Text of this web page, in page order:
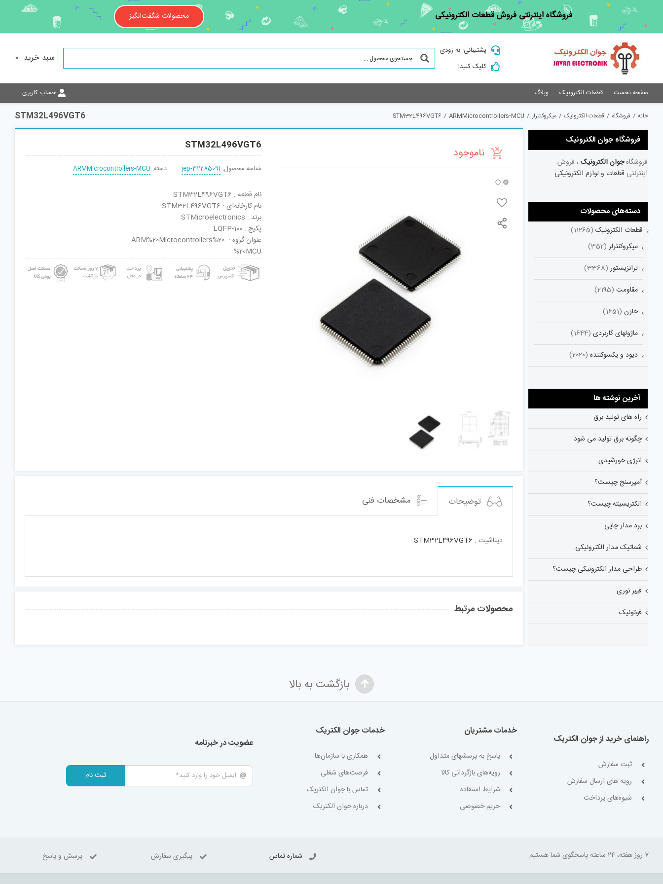
content
فروشگاه اینترنتی فروش قطعات الکترونیکی محصولات شگفت‌انگیز
پشتیبانی: به زودی
کلیک کنید!
سبد خرید 0
صفحه نخست قطعات الکترونیک وبلاگ حساب کاربری
STM32L496VGT6 خانه / فروشگاه / قطعات الکترونیک / میکروکنترلر /
ARMMicrocontrollers-MCU
/
STM32L496VGT6
ناموجود STM32L496VGT6
شناسه محصول: jep-32285091 دسته: ARMMicrocontrollers-MCU
نام قطعه : STM32L496VGT6
نام کارخانه‌ای : STM32L496VGT6
برند : STMicroelectronics
پکیج : LQFP-100
عنوان گروه : ARM%20Microcontrollers%20-
%20MCU
توضیحات مشخصات فنی
دیتاشیت : STM32L496VGT6
محصولات مرتبط
فروشگاه جوان الکترونیک
فروشگاهجوان الکترونیک ، فروش
اینترنتی قطعات و لوازم الکترونیکی
دسته‌های محصولات
قطعات الکترونیک (11265)
میکروکنترلر (352)
ترانزیستور (3368)
مقاومت (2195)
خازن (1651)
ماژولهای کاربردی (1644)
دیود و یکسوکننده (2020)
آخرین نوشته ها
راه های تولید برق
چگونه برق تولید می شود
انرژی خورشیدی
آمپرسنج چیست؟
الکتریسیته چیست؟
برد مدار چاپی
شماتیک مدار الکترونیکی
طراحی مدار الکترونیکی چیست؟
فیبر نوری
فوتونیک
بازگشت به بالا
راهنمای خرید از جوان الکتریک
ثبت سفارش
رویه های ارسال سفارش
شیوه‌های پرداخت
خدمات مشتریان
پاسخ به پرسشهای متداول
رویه‌های بازگردانی کالا
شرایط استفاده
حریم خصوصی
خدمات جوان الکتریک
همکاری با سازمان‌ها
فرصت‌های شغلی
تماس با جوان الکتریک
درباره جوان الکتریک
عضویت در خبرنامه
ثبت نام
۷ روز هفته، ۲۴ ساعته پاسخگوی شما هستیم. شماره تماس پیگیری سفارش پرسش و پاسخ